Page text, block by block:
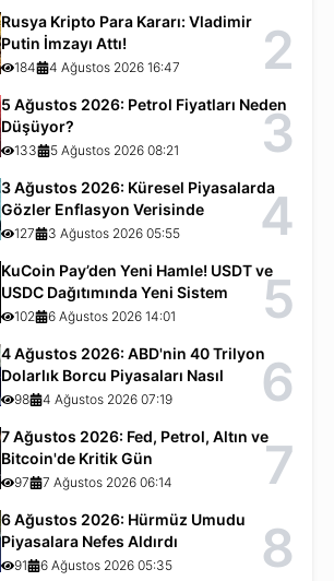
Rusya Kripto Para Kararı: Vladimir
Putin İmzayı Attı!
184 4 Ağustos 2026 16:47 2
5 Ağustos 2026: Petrol Fiyatları Neden
Düşüyor?
133 5 Ağustos 2026 08:21 3
3 Ağustos 2026: Küresel Piyasalarda
Gözler Enflasyon Verisinde
127 3 Ağustos 2026 05:55 4
KuCoin Pay’den Yeni Hamle! USDT ve
USDC Dağıtımında Yeni Sistem
102 6 Ağustos 2026 14:01 5
4 Ağustos 2026: ABD'nin 40 Trilyon
Dolarlık Borcu Piyasaları Nasıl
Etkiliyor?
98 4 Ağustos 2026 07:19 6
7 Ağustos 2026: Fed, Petrol, Altın ve
Bitcoin'de Kritik Gün
97 7 Ağustos 2026 06:14 7
6 Ağustos 2026: Hürmüz Umudu
Piyasalara Nefes Aldırdı
91 6 Ağustos 2026 05:35 8